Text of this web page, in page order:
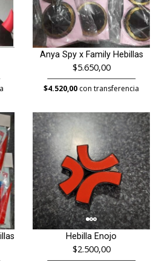
Anya Spy x Family Hebillas
$5.650,00
$4.520,00 con transferencia
Hebilla Enojo
$2.500,00